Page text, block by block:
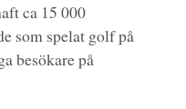
ca 15 000
som spelat golf på
besökare på